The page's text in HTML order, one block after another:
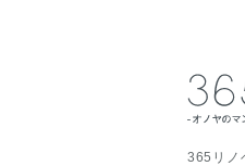
365リノ